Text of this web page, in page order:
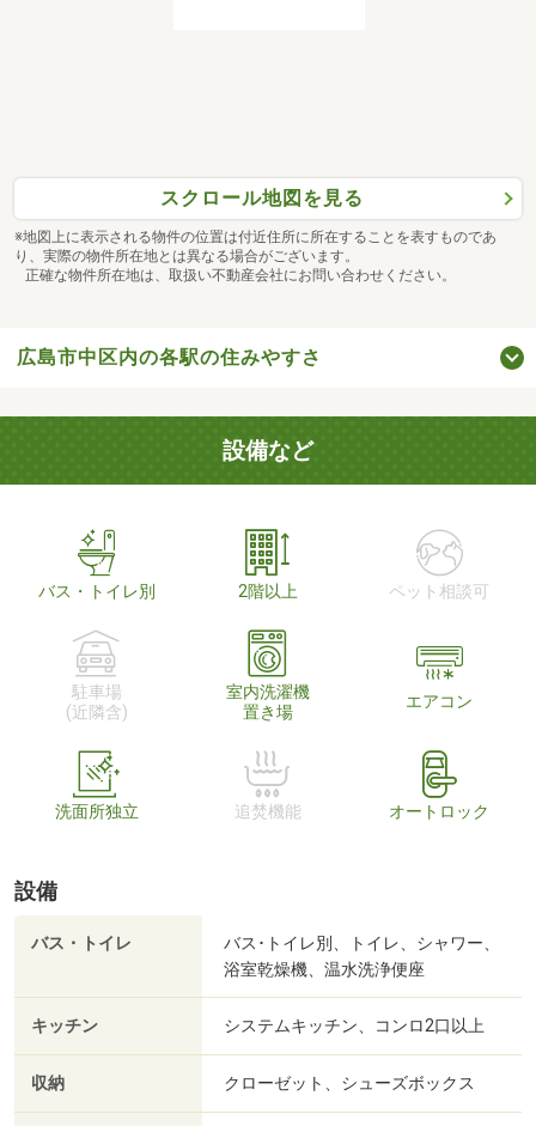
スクロール地図を見る
※地図上に表示される物件の位置は付近住所に所在することを表すものであ
り、実際の物件所在地とは異なる場合がございます。
正確な物件所在地は、取扱い不動産会社にお問い合わせください。
広島市中区内の各駅の住みやすさ
設備など
バス・トイレ別 2階以上 ペット相談可
駐車場
(近隣含)
室内洗濯機
置き場
エアコン
洗面所独立 追焚機能 オートロック
設備
バス・トイレ
バス･トイレ別、トイレ、シャワー、
浴室乾燥機、温水洗浄便座
キッチン システムキッチン、コンロ2口以上
収納 クローゼット、シューズボックス